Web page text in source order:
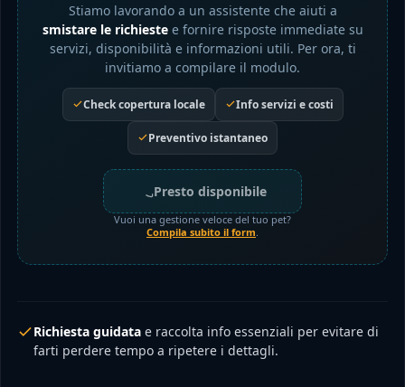
Stiamo lavorando a un assistente che aiuti a
smistare le richiestee fornire risposte immediate su
servizi, disponibilità e informazioni utili. Per ora, ti
invitiamo a compilare il modulo.
Check copertura locale Info servizi e costi
Preventivo istantaneo
Presto disponibile
Vuoi una gestione veloce del tuo pet?
Compila subito il form
Richiesta guidata e raccolta info essenziali per evitare di
farti perdere tempo a ripetere i dettagli.